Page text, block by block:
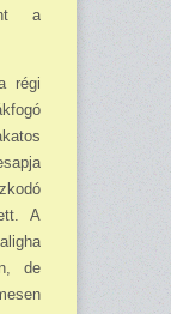
a
régi
A
de